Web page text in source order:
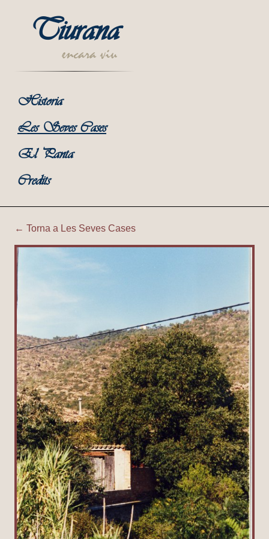
Tiurana
encara viu
Historia
Les Seves Cases
El Panta
Credits
Tiurana | Corral de Bestiar
← Torna a Les Seves Cases